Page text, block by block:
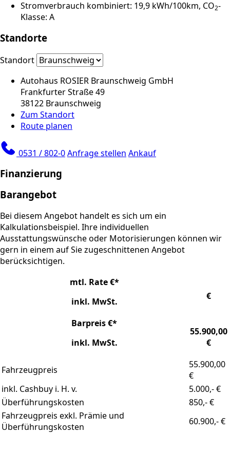
Stromverbrauch kombiniert: 19,9 kWh/100km, CO2-
Klasse: A
Standorte
Standort
Autohaus ROSIER Braunschweig GmbH
Frankfurter Straße 49
38122 Braunschweig
Zum Standort
Route planen
0531 / 802-0Anfrage stellen Ankauf
Finanzierung
Barangebot
Bei diesem Angebot handelt es sich um ein
Kalkulationsbeispiel. Ihre individuellen
Ausstattungswünsche oder Motorisierungen können wir
gern in einem auf Sie zugeschnittenen Angebot
berücksichtigen.
mtl. Rate €*
inkl. MwSt.
€
Barpreis €*
inkl. MwSt.
55.900,00
€
Fahrzeugpreis
55.900,00
€
inkl. Cashbuy i. H. v.
5.000,- €
Überführungskosten
850,- €
Fahrzeugpreis exkl. Prämie und
Überführungskosten
60.900,- €